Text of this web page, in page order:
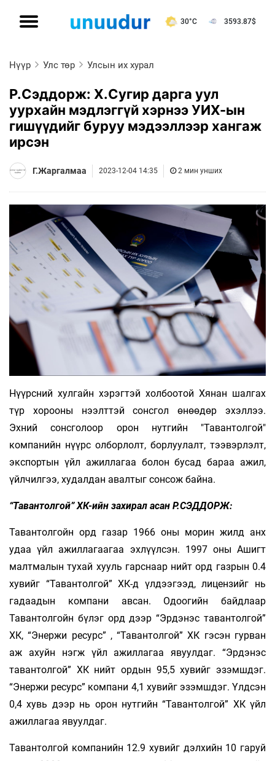
30°C 3593.87$
Нүүр Улс төр Улсын их хурал
Р.Сэддорж: Х.Сугир дарга уул
уурхайн мэдлэггүй хэрнээ УИХ-ын
гишүүдийг буруу мэдээллээр хангаж
ирсэн
Г.Жаргалмаа 2023-12-04 14:35 2 мин унших
Нүүрсний хулгайн хэрэгтэй холбоотой Хянан шалгах
түр хорооны нээлттэй сонсгол өнөөдөр эхэллээ.
Эхний сонсголоор орон нутгийн "Тавантолгой"
компанийн нүүрс олборлолт, борлуулалт, тээвэрлэлт,
экспортын үйл ажиллагаа болон бусад бараа ажил,
үйлчилгээ, худалдан авалтыг сонсож байна.
“Тавантолгой” ХК-ийн захирал асан Р.СЭДДОРЖ:
Тавантолгойн орд газар 1966 оны морин жилд анх
удаа үйл ажиллагаагаа эхлүүлсэн. 1997 оны Ашигт
малтмалын тухай хууль гарснаар нийт орд газрын 0.4
хувийг “Тавантолгой” ХК-д үлдээгээд, лицензийг нь
гадаадын компани авсан. Одоогийн байдлаар
Тавантолгойн бүлэг орд дээр “Эрдэнэс тавантолгой”
ХК, “Энержи ресурс” , “Тавантолгой” ХК гэсэн гурван
аж ахуйн нэгж үйл ажиллагаа явуулдаг. “Эрдэнэс
тавантолгой” ХК нийт ордын 95,5 хувийг эзэмшдэг.
“Энержи ресурс” компани 4,1 хувийг эзэмшдэг. Үлдсэн
0,4 хувь дээр нь орон нутгийн “Тавантолгой” ХК үйл
ажиллагаа явуулдаг.
Тавантолгой компанийн 12.9 хувийг дэлхийн 10 гаруй